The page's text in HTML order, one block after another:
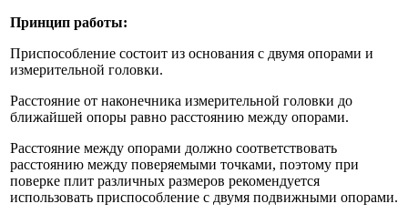
Принцип работы:
Приспособление состоит из основания с двумя опорами и
измерительной головки.
Расстояние от наконечника измерительной головки до
ближайшей опоры равно расстоянию между опорами.
Расстояние между опорами должно соответствовать
расстоянию между поверяемыми точками, поэтому при
поверке плит различных размеров рекомендуется
использовать приспособление с двумя подвижными опорами.